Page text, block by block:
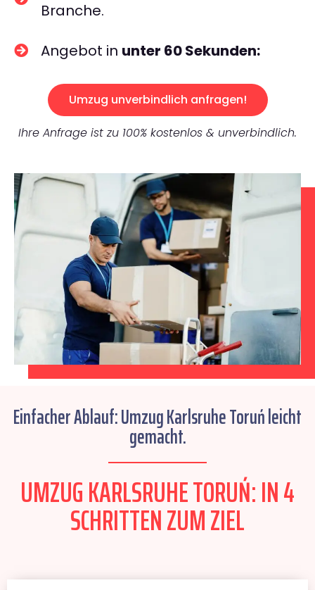
Branche.
Angebot in unter 60 Sekunden:
Umzug unverbindlich anfragen!
Ihre Anfrage ist zu 100% kostenlos & unverbindlich.
Einfacher Ablauf: Umzug Karlsruhe Toruń leicht
gemacht.
UMZUG KARLSRUHE TORUŃ: IN 4
SCHRITTEN ZUM ZIEL